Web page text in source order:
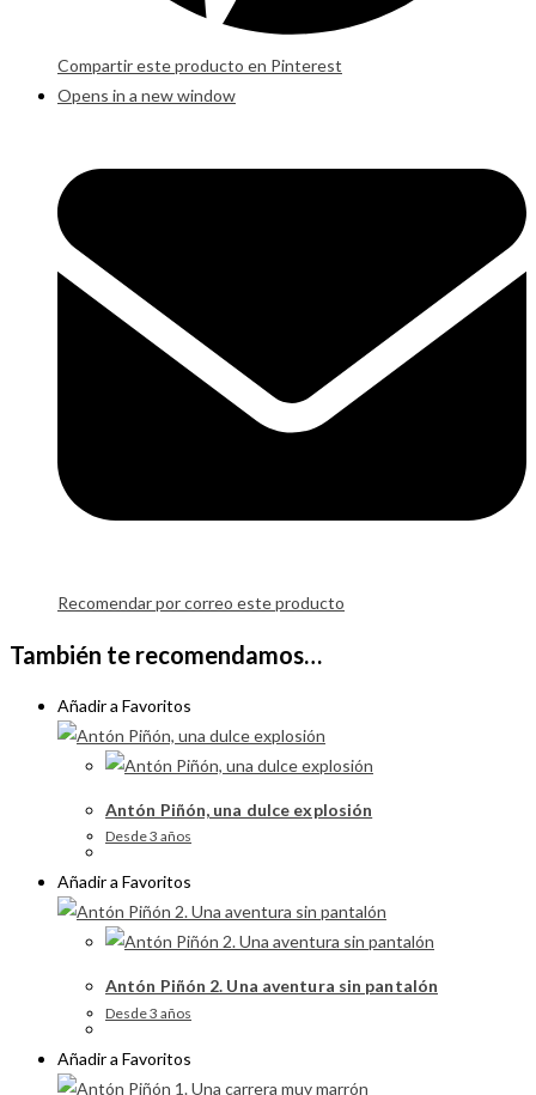
Compartir este producto en Pinterest
Opens in a new window
Recomendar por correo este producto
También te recomendamos…
Añadir a Favoritos
Antón Piñón, una dulce explosión
Desde 3 años
Añadir a Favoritos
Antón Piñón 2. Una aventura sin pantalón
Desde 3 años
Añadir a Favoritos